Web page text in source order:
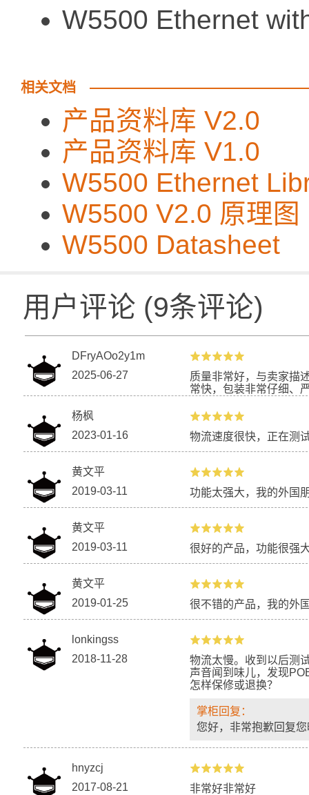
W5500 Ethernet
相关文档
产品资料库 V2.0
产品资料库 V1.0
W5500 Ethernet
W5500 V2.0 原理图
W5500 Datasheet
用户评论 (9条评论)
DFryAOo2y1m
2025-06-27
质量非常好，与卖家描
常快，包装非常仔细、
杨枫
2023-01-16
物流速度很快，正在测
黄文平
2019-03-11
功能太强大，我的外国
黄文平
2019-03-11
很好的产品，功能很强
黄文平
2019-01-25
很不错的产品，我的外
lonkingss
2018-11-28
物流太慢。收到以后测
声音闻到味儿，发现
怎样保修或退换？
掌柜回复：
您好，非常抱歉回复
hnyzcj
2017-08-21
非常好非常好